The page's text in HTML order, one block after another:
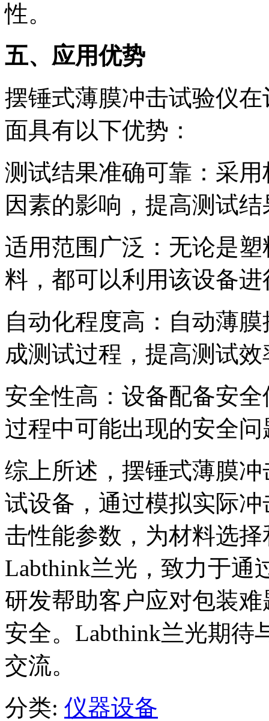
性。
五、应用优势
摆锤式薄膜冲击试验仪
面具有以下优势：
测试结果准确可靠：采
因素的影响，提高测试
适用范围广泛：无论是
料，都可以利用该设备
自动化程度高：自动薄
成测试过程，提高测试效
安全性高：设备配备安
过程中可能出现的安全问
综上所述，摆锤式薄膜
试设备，通过模拟实际
击性能参数，为材料选
Labthink兰光，致力于通
研发帮助客户应对包装
安全。Labthink兰光期待
交流。
分类: 仪器设备